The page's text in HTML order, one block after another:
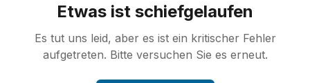
Etwas ist schiefgelaufen
Es tut uns leid, aber es ist ein kritischer Fehler
aufgetreten. Bitte versuchen Sie es erneut.